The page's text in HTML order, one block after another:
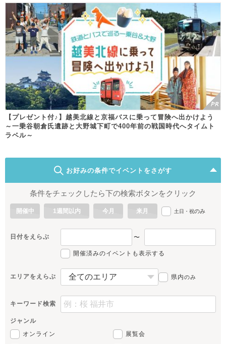
【プレゼント付♪】越美北線と京福バスに乗って冒険へ出かけよう
～一乗谷朝倉氏遺跡と大野城下町で400年前の戦国時代へタイムト
ラベル～
お好みの条件でイベントをさがす
条件をチェックしたら下の検索ボタンをクリック
開催中 1週間以内 今月 来月 土日・祝のみ
日付をえらぶ 〜
開催済みのイベントも表示する
エリアをえらぶ 県内のみ
キーワード検索
ジャンル
オンライン
展覧会